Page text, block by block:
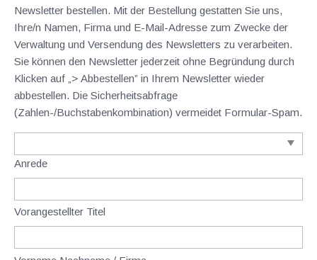
Newsletter bestellen. Mit der Bestellung gestatten Sie uns,
Ihre/n Namen, Firma und E-Mail-Adresse zum Zwecke der
Verwaltung und Versendung des Newsletters zu verarbeiten.
Sie können den Newsletter jederzeit ohne Begründung durch
Klicken auf „> Abbestellen” in Ihrem Newsletter wieder
abbestellen. Die Sicherheitsabfrage
(Zahlen-/Buchstabenkombination) vermeidet Formular-Spam.
Anrede
Vorangestellter Titel